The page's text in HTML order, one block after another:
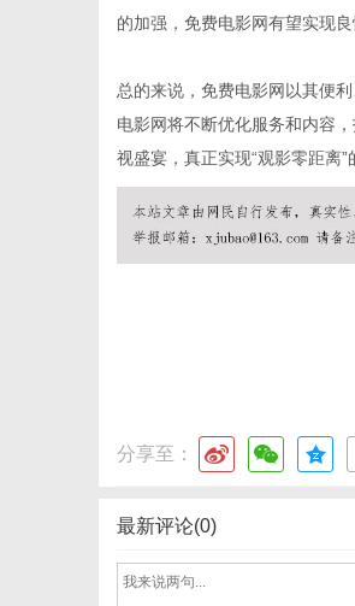
的加强，免费电影网有望实现
总的来说，免费电影网以其便
电影网将不断优化服务和内容
视盛宴，真正实现“观影零距离”
分享至：
最新评论(0)